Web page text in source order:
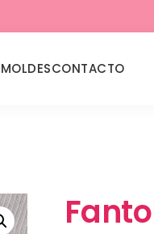
MOLDESCONTACTO